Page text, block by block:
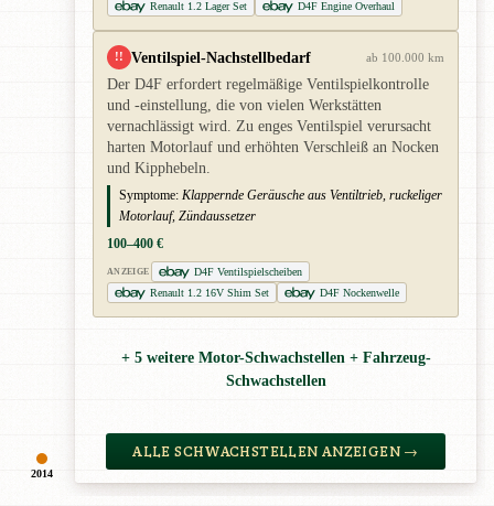
2014
Renault 1.2 Lager Set
D4F Engine Overhaul
!! Ventilspiel-Nachstellbedarf ab 100.000 km
Der D4F erfordert regelmäßige Ventilspielkontrolle
und -einstellung, die von vielen Werkstätten
vernachlässigt wird. Zu enges Ventilspiel verursacht
harten Motorlauf und erhöhten Verschleiß an Nocken
und Kipphebeln.
Symptome: Klappernde Geräusche aus Ventiltrieb, ruckeliger
Motorlauf, Zündaussetzer
100–400 €
ANZEIGE
D4F Ventilspielscheiben
Renault 1.2 16V Shim Set
D4F Nockenwelle
+ 5 weitere Motor-Schwachstellen + Fahrzeug-
Schwachstellen
ALLE SCHWACHSTELLEN ANZEIGEN →